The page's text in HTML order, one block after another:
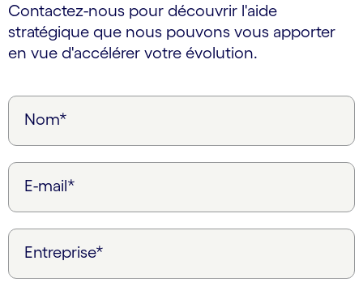
Contactez-nous pour découvrir l'aide
stratégique que nous pouvons vous apporter
en vue d'accélérer votre évolution.
Nom*
E-mail*
Entreprise*